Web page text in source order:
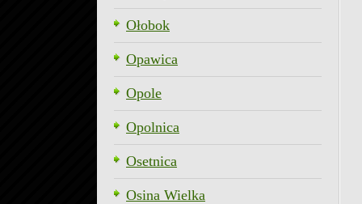
Ołobok
Opawica
Opole
Opolnica
Osetnica
Osina Wielka